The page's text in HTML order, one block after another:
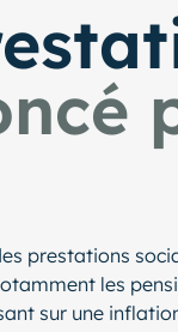
prestations
les
sur une